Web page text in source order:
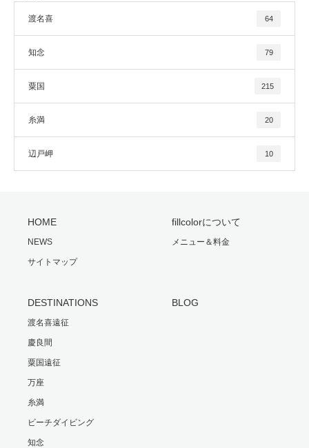
渡名喜 64
知念 79
粟国 215
糸満 20
辺戸岬 10
HOME
NEWS
サイトマップ
fillcolorについて
メニュー＆料金
DESTINATIONS
渡名喜遠征
慶良間
粟国遠征
万座
糸満
ビーチダイビング
知念
BLOG